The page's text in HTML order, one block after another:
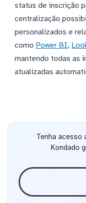
status de inscrição
centralização
personalizados e
como Power BI,
mantendo todas as
atualizadas
Tenha acesso
Kondado